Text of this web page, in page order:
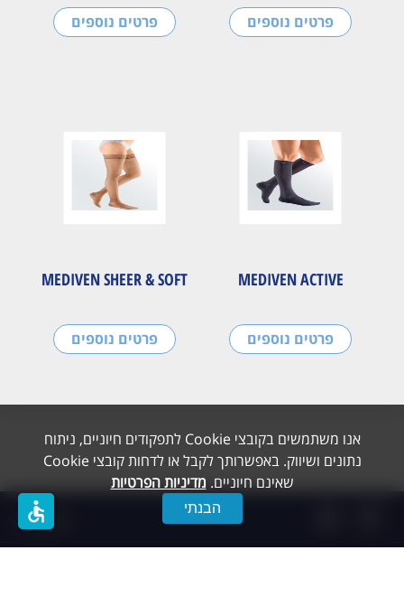
אנו משתמשים בקובצי Cookie לתפקודים חיוניים, ניתוח
נתונים ושיווק. באפשרותך לקבל או לדחות קובצי Cookie
שאינם חיוניים. מדיניות הפרטיות
הבנתי
פרטים נוספים פרטים נוספים
MEDIVEN ACTIVE
פרטים נוספים
MEDIVEN SHEER & SOFT
פרטים נוספים
accessible